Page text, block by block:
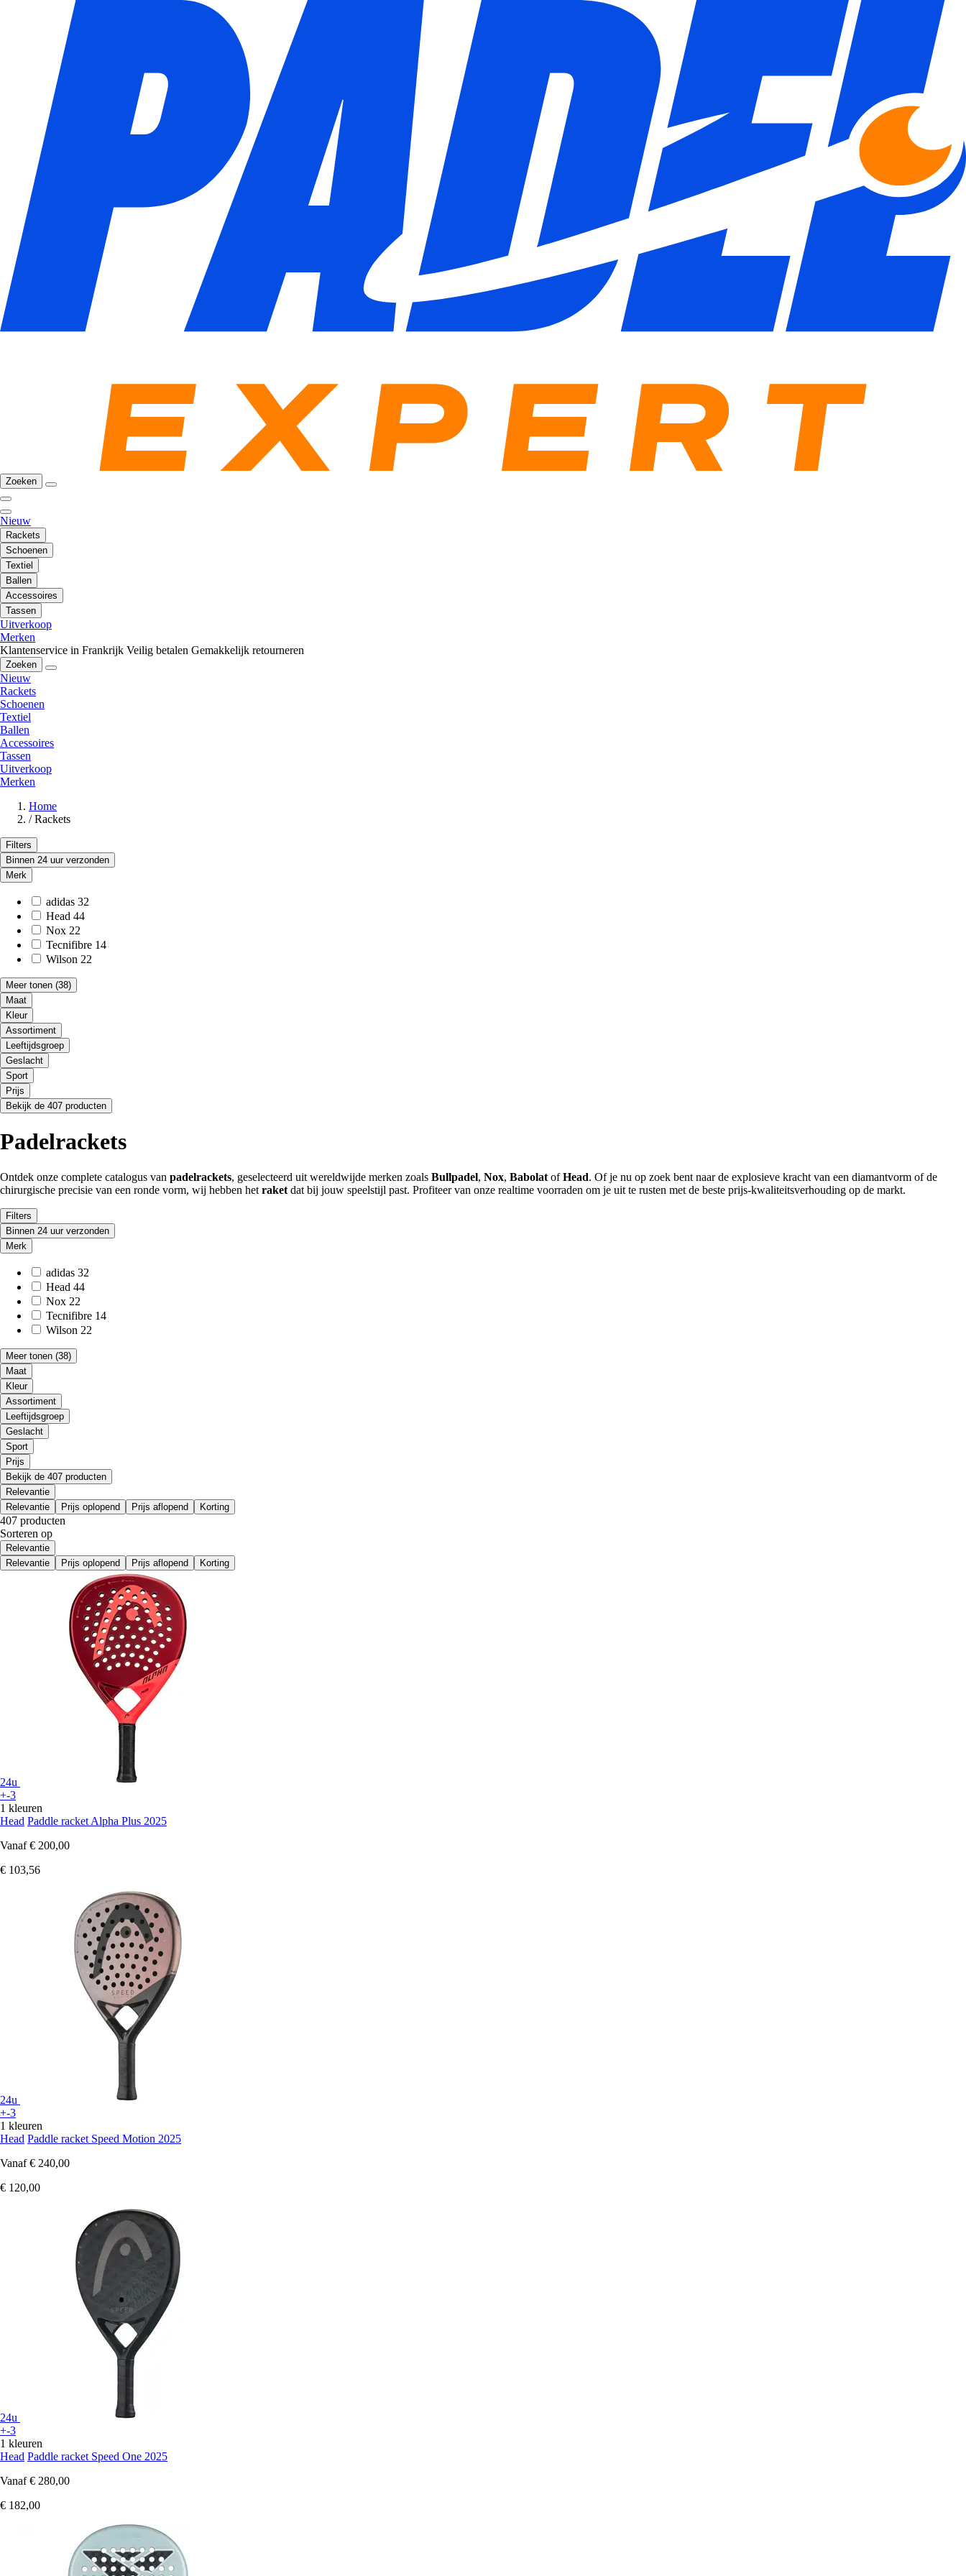
Zoeken
Nieuw
Rackets
Schoenen
Textiel
Ballen
Accessoires
Tassen
Uitverkoop
Merken
Klantenservice in Frankrijk Veilig betalen Gemakkelijk retourneren
Zoeken
Nieuw
Rackets
Schoenen
Textiel
Ballen
Accessoires
Tassen
Uitverkoop
Merken
Home
/ Rackets
Filters
Binnen 24 uur verzonden
Merk
adidas 32
Head 44
Nox 22
Tecnifibre 14
Wilson 22
Meer tonen (38)
Maat
Kleur
Assortiment
Leeftijdsgroep
Geslacht
Sport
Prijs
Bekijk de 407 producten
Padelrackets
Ontdek onze complete catalogus van padelrackets, geselecteerd uit wereldwijde merken zoals Bullpadel, Nox, Babolat ofHead. Of je nu op zoek bent naar de explosieve kracht van een diamantvorm of de
chirurgische precisie van een ronde vorm, wij hebben het raket dat bij jouw speelstijl past. Profiteer van onze realtime voorraden om je uit te rusten met de beste prijs-kwaliteitsverhouding op de markt.
Filters
Binnen 24 uur verzonden
Merk
adidas 32
Head 44
Nox 22
Tecnifibre 14
Wilson 22
Meer tonen (38)
Maat
Kleur
Assortiment
Leeftijdsgroep
Geslacht
Sport
Prijs
Bekijk de 407 producten
Relevantie
Relevantie
Prijs oplopend Prijs aflopend Korting
407 producten
Sorteren op
Relevantie
Relevantie
Prijs oplopend Prijs aflopend Korting
24u
+-3
1 kleuren
Head Paddle racket Alpha Plus 2025
Vanaf € 200,00
€ 103,56
24u
+-3
1 kleuren
Head Paddle racket Speed Motion 2025
Vanaf € 240,00
€ 120,00
24u
+-3
1 kleuren
Head Paddle racket Speed One 2025
Vanaf € 280,00
€ 182,00